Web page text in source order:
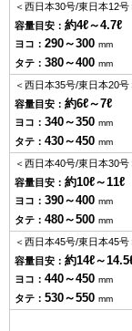
＜西日本30号/東日本12号
容量目安： 約4ℓ～4.7ℓ
ヨコ： 290～300 mm
タテ： 380～400 mm
＜西日本35号/東日本20号
容量目安： 約6ℓ～7ℓ
ヨコ： 340～350 mm
タテ： 430～450 mm
＜西日本40号/東日本30号
容量目安： 約10ℓ～11ℓ
ヨコ： 390～400 mm
タテ： 480～500 mm
＜西日本45号/東日本45号
容量目安： 約14ℓ～
ヨコ： 440～450 mm
タテ： 530～550 mm